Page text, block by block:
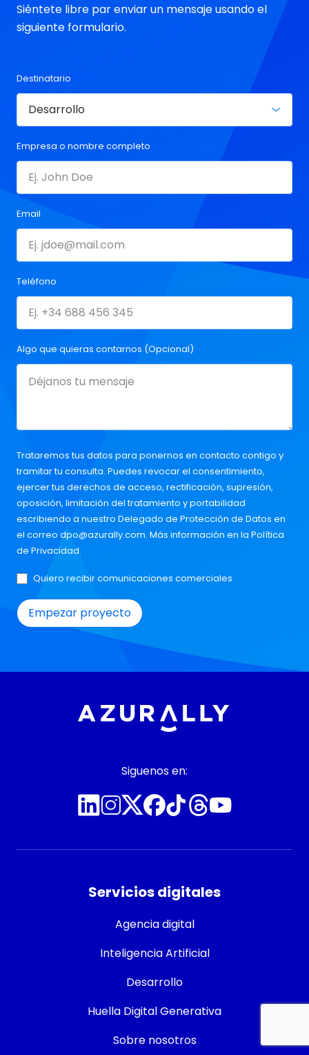
Siéntete libre par enviar un mensaje usando el
siguiente formulario.
Destinatario
Empresa o nombre completo
Email
Teléfono
Algo que quieras contarnos (Opcional)
Trataremos tus datos para ponernos en contacto contigo y
tramitar tu consulta. Puedes revocar el consentimiento,
ejercer tus derechos de acceso, rectificación, supresión,
oposición, limitación del tratamiento y portabilidad
escribiendo a nuestro Delegado de Protección de Datos en
el correo dpo@azurally.com. Más información en la Política
de Privacidad.
Quiero recibir comunicaciones comerciales
Siguenos en:
Servicios digitales
Agencia digital
Inteligencia Artificial
Desarrollo
Huella Digital Generativa
Sobre nosotros